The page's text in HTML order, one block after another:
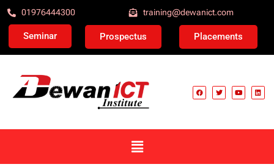
01976444300 training@dewanict.com
Seminar Prospectus Placements